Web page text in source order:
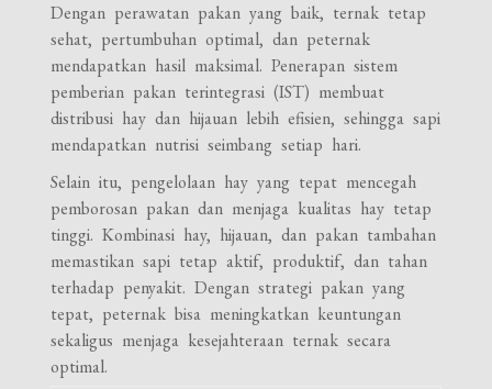
Dengan perawatan pakan yang baik, ternak tetap
sehat, pertumbuhan optimal, dan peternak
mendapatkan hasil maksimal. Penerapan sistem
pemberian pakan terintegrasi (IST) membuat
distribusi hay dan hijauan lebih efisien, sehingga sapi
mendapatkan nutrisi seimbang setiap hari.
Selain itu, pengelolaan hay yang tepat mencegah
pemborosan pakan dan menjaga kualitas hay tetap
tinggi. Kombinasi hay, hijauan, dan pakan tambahan
memastikan sapi tetap aktif, produktif, dan tahan
terhadap penyakit. Dengan strategi pakan yang
tepat, peternak bisa meningkatkan keuntungan
sekaligus menjaga kesejahteraan ternak secara
optimal.